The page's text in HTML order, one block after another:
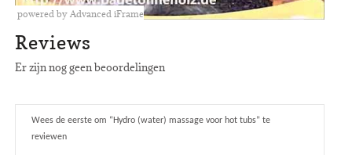
powered by Advanced iFrame
Reviews
Er zijn nog geen beoordelingen
Wees de eerste om “Hydro (water) massage voor hot tubs” te
reviewen